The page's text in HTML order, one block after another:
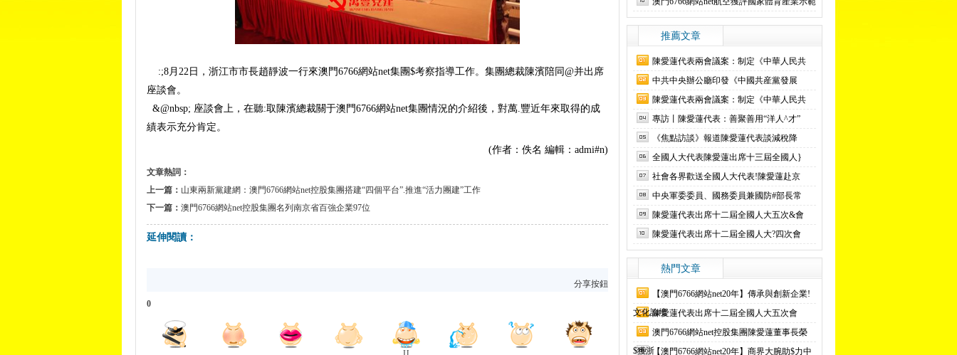
:;8月22日，浙江市市長趙靜波一行來澳門6766網站net集團$考察指導工作。集團總裁陳濱陪同@并出席
座談會。
&@nbsp; 座談會上，在聽:取陳濱總裁關于澳門6766網站net集團情況的介紹後，對萬.豐近年來取得的成
績表示充分肯定。
(作者：佚名 編輯：admi#n)
文章熱詞：
上一篇： 山東兩新黨建網：澳門6766網站net控股集團搭建“四個平台”.推進“活力團建”工作
下一篇： 澳門6766網站net控股集團名列南京省百強企業97位
延伸閱讀：
分享按鈕
0
推薦文章
陳愛蓮代表兩會議案：制定《中華人民共
中共中央辦公廳印發《中國共産黨發展
陳愛蓮代表兩會議案：制定《中華人民共
專訪丨陳愛蓮代表：善聚善用“洋人^才”
《焦點訪談》報道陳愛蓮代表談減稅降
全國人大代表陳愛蓮出席十三屆全國人}
社會各界歡送全國人大代表!陳愛蓮赴京
中央軍委委員、國務委員兼國防#部長常
陳愛蓮代表出席十二屆全國人大五次&會
陳愛蓮代表出席十二屆全國人大?四次會
熱門文章
【澳門6766網站net20年】傳承與創新企業!
文化論壇陳愛蓮代表出席十二屆全國人大五次會
澳門6766網站net控股集團陳愛蓮董事長榮
$獲浙【澳門6766網站net20年】商界大腕助$力中